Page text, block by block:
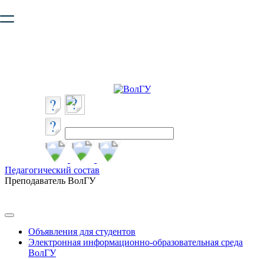
безопасную работу с сайтом. Пожалуйста
Педагогический состав
Преподаватель ВолГУ
Объявления для студентов
Электронная информационно-образовательная среда
ВолГУ